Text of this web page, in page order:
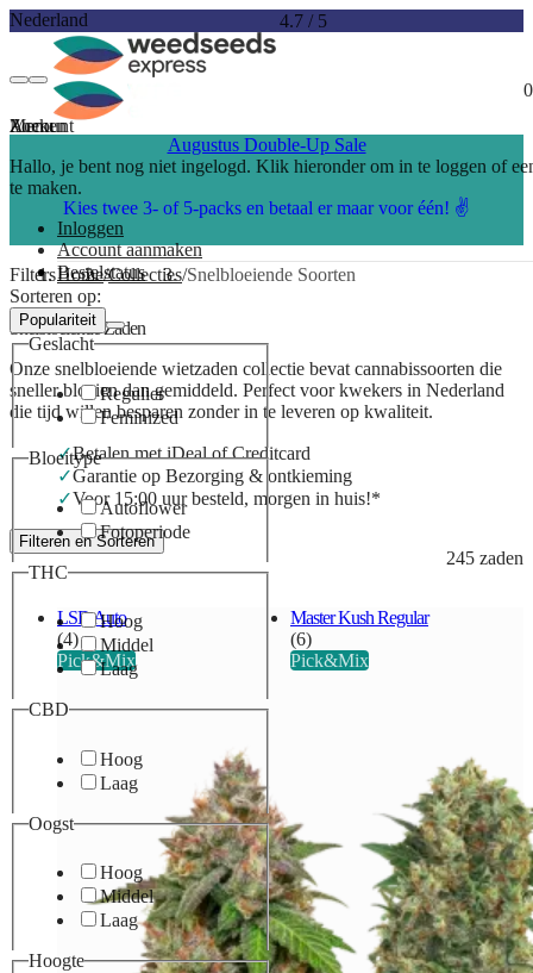
Nederland 4.7 /5
0
Account
Hallo, je bent nog niet ingelogd. Klik hieronder om in te loggen of
te maken.
Inloggen
Account aanmaken
Bestelstatus
Menu
Zoeken
Augustus Double-Up Sale
Kies twee 3- of 5-packs en betaal er maar voor één! ✌️
Filters
Sorteren op:
Populariteit
Geslacht
Regulier
Feminized
Bloeitype
Autoflower
Fotoperiode
THC
Hoog
Middel
Laag
CBD
Hoog
Laag
Oogst
Hoog
Middel
Laag
Hoogte
Home Collecties Snelbloeiende Soorten
Snelbloeiende Zaden
Onze snelbloeiende wietzaden collectie bevat cannabissoorten die
sneller bloeien dan gemiddeld. Perfect voor kwekers in Nederland
die tijd willen besparen zonder in te leveren op kwaliteit.
Betalen met iDeal of Creditcard
Garantie op Bezorging & ontkieming
Voor 15:00 uur besteld, morgen in huis!*
Filteren en Sorteren
245 zaden
LSD Auto
(4)
Pick&Mix
Master Kush Regular
(6)
Pick&Mix